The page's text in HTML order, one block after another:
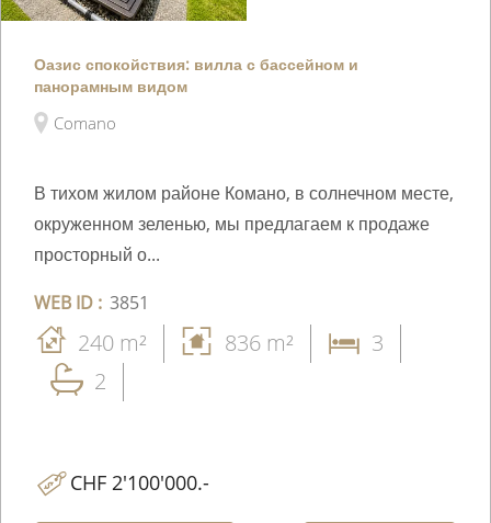
Оазис спокойствия: вилла с бассейном и
панорамным видом
Comano
В тихом жилом районе Комано, в солнечном месте,
окруженном зеленью, мы предлагаем к продаже
просторный о...
WEB ID : 3851
240 m² 836 m²
3
2
CHF 2'100'000.-